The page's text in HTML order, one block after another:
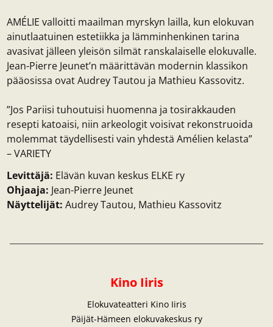
AMÉLIE valloitti maailman myrskyn lailla, kun elokuvan
ainutlaatuinen estetiikka ja lämminhenkinen tarina
avasivat jälleen yleisön silmät ranskalaiselle elokuvalle.
Jean-Pierre Jeunet’n määrittävän modernin klassikon
pääosissa ovat Audrey Tautou ja Mathieu Kassovitz.
”Jos Pariisi tuhoutuisi huomenna ja tosirakkauden
resepti katoaisi, niin arkeologit voisivat rekonstruoida
molemmat täydellisesti vain yhdestä Amélien kelasta”
– VARIETY
Levittäjä: Elävän kuvan keskus ELKE ry
Ohjaaja: Jean-Pierre Jeunet
Näyttelijät: Audrey Tautou, Mathieu Kassovitz
Kino Iiris
Elokuvateatteri Kino Iiris
Päijät-Hämeen elokuvakeskus ry